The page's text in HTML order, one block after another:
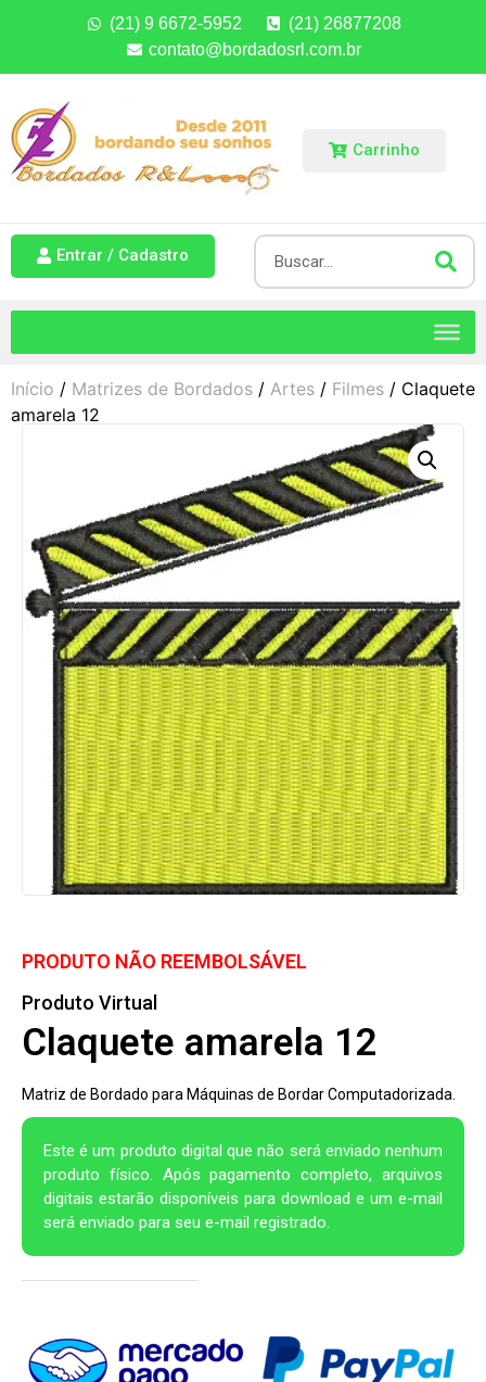
(21) 9 6672-5952
(21) 26877208
contato@bordadosrl.com.br
Carrinho
Entrar / Cadastro
Início / Matrizes de Bordados / Artes / Filmes / Claquete
amarela 12
PRODUTO NÃO REEMBOLSÁVEL
Produto Virtual
Claquete amarela 12
Matriz de Bordado para Máquinas de Bordar Computadorizada.
Este é um produto digital que não será enviado nenhum
produto físico. Após pagamento completo, arquivos
digitais estarão disponíveis para download e um e-mail
será enviado para seu e-mail registrado.